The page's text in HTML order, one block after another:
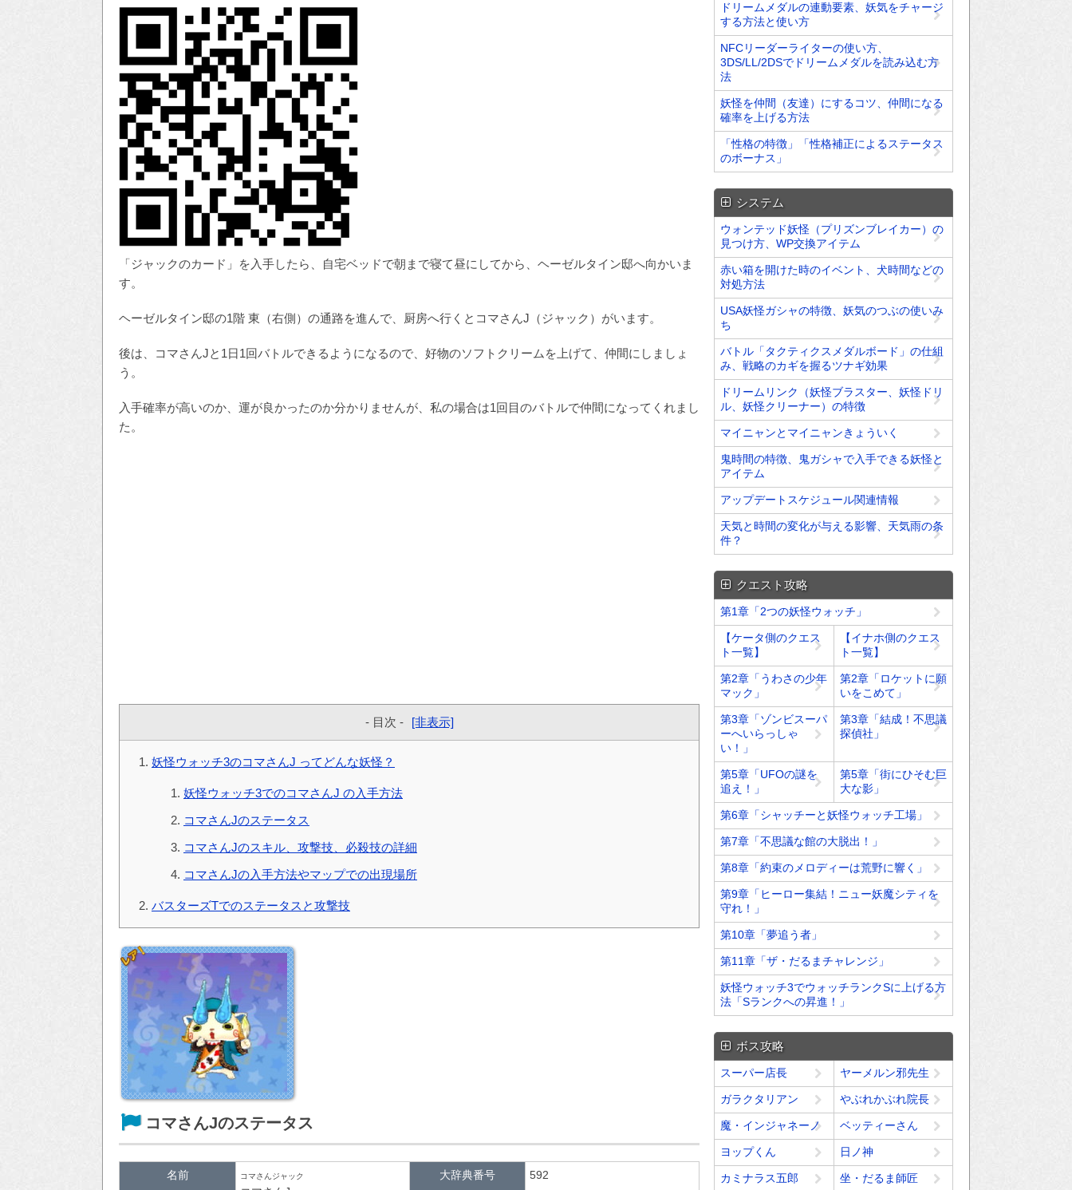
「ジャックのカード」を入手したら、自宅ベッドで朝まで寝て昼にしてから、ヘーゼルタイン邸へ向かいま
す。
ヘーゼルタイン邸の1階 東（右側）の通路を進んで、厨房へ行くとコマさんJ（ジャック）がいます。
後は、コマさんJと1日1回バトルできるようになるので、好物のソフトクリームを上げて、仲間にしましょ
う。
入手確率が高いのか、運が良かったのか分かりませんが、私の場合は1回目のバトルで仲間になってくれまし
た。
- 目次 - [非表示]
妖怪ウォッチ3のコマさんJ ってどんな妖怪？
妖怪ウォッチ3でのコマさんJ の入手方法
コマさんJのステータス
コマさんJのスキル、攻撃技、必殺技の詳細
コマさんJの入手方法やマップでの出現場所
バスターズTでのステータスと攻撃技
コマさんJのステータス
名前 コマさんジャック 大辞典番号 592
ドリームメダルの連動要素、妖気をチャージ
する方法と使い方
NFCリーダーライターの使い方、
3DS/LL/2DSでドリームメダルを読み込む方
法
妖怪を仲間（友達）にするコツ、仲間になる
確率を上げる方法
「性格の特徴」「性格補正によるステータス
のボーナス」
システム
ウォンテッド妖怪（プリズンブレイカー）の
見つけ方、WP交換アイテム
赤い箱を開けた時のイベント、犬時間などの
対処方法
USA妖怪ガシャの特徴、妖気のつぶの使いみ
ち
バトル「タクティクスメダルボード」の仕組
み、戦略のカギを握るツナギ効果
ドリームリンク（妖怪ブラスター、妖怪ドリ
ル、妖怪クリーナー）の特徴
マイニャンとマイニャンきょういく
鬼時間の特徴、鬼ガシャで入手できる妖怪と
アイテム
アップデートスケジュール関連情報
天気と時間の変化が与える影響、天気雨の条
件？
クエスト攻略
第1章「2つの妖怪ウォッチ」
【ケータ側のクエス
ト一覧】
【イナホ側のクエス
ト一覧】
第2章「うわさの少年
マック」
第2章「ロケットに願
いをこめて」
第3章「ゾンビスーパ
ーへいらっしゃ
い！」
第3章「結成！不思議
探偵社」
第5章「UFOの謎を
追え！」
第5章「街にひそむ巨
大な影」
第6章「シャッチーと妖怪ウォッチ工場」
第7章「不思議な館の大脱出！」
第8章「約束のメロディーは荒野に響く」
第9章「ヒーロー集結！ニュー妖魔シティを
守れ！」
第10章「夢追う者」
第11章「ザ・だるまチャレンジ」
妖怪ウォッチ3でウォッチランクSに上げる方
法「Sランクへの昇進！」
ボス攻略
スーパー店長 ヤーメルン邪先生
ガラクタリアン やぶれかぶれ院長
魔・インジャネーノ ベッティーさん
ヨップくん 日ノ神
カミナラス五郎 坐・だるま師匠